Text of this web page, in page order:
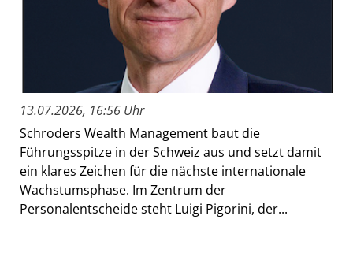
13.07.2026, 16:56 Uhr
Schroders Wealth Management baut die
Führungsspitze in der Schweiz aus und setzt damit
ein klares Zeichen für die nächste internationale
Wachstumsphase. Im Zentrum der
Personalentscheide steht Luigi Pigorini, der...